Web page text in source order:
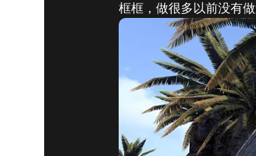
框框，做很多以前没有